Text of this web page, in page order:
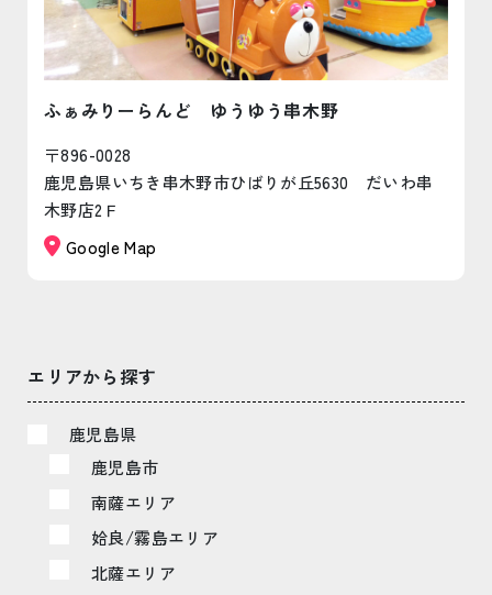
ふぁみりーらんど ゆうゆう串木野
〒896-0028
鹿児島県いちき串木野市ひばりが丘5630 だいわ串
木野店2Ｆ
Google Map
エリアから探す
鹿児島県
鹿児島市
南薩エリア
姶良/霧島エリア
北薩エリア